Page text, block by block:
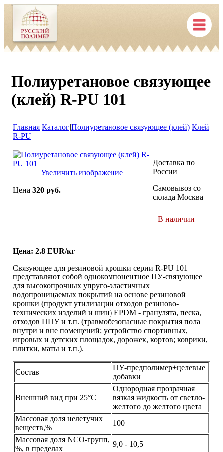
Полиуретановое связующее
(клей) R-PU 101
Главная|Каталог|Полиуретановое связующее (клей)|Клей
R-PU
Увеличить изображение
Цена 320 руб.
Доставка по
России
Самовывоз со
склада Москва
В наличии
Цена: 2.8 EUR/кг
Связующее для резиновой крошки серии R-PU 101
представляют собой однокомпонентное ПУ-связующее
для высокопрочных упруго-эластичных
водопроницаемых покрытий на основе резиновой
крошки (продукт утилизации отходов резиново-
технических изделий и шин) ЕРDМ - гранулята, песка,
отходов ППУ и т.п. (травмобезопасные покрытия пола
внутри и вне помещений; устройство спортивных,
игровых и детских площадок, дорожек, кортов; коврики,
плитки, маты и т.п.).
Состав
ПУ-предполимер+целевые
добавки
Внешний вид при 25°С
Однородная прозрачная
вязкая жидкость от светло-
желтого до желтого цвета
Массовая доля нелетучих
веществ,%
100
Массовая доля NCO-групп,
%, в пределах
9,0 - 10,5